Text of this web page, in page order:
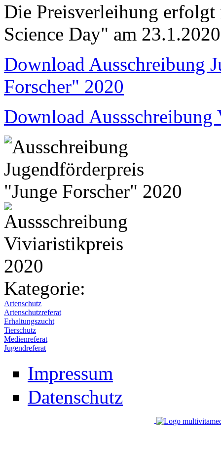
Die Preisverleihung erfolgt
Science Day" am 23.1.2020
Download Ausschreibung
Forscher" 2020
Download
Kategorie:
Artenschutz
Artenschutzreferat
Erhaltungszucht
Tierschutz
Medienreferat
Jugendreferat
Impressum
Datenschutz